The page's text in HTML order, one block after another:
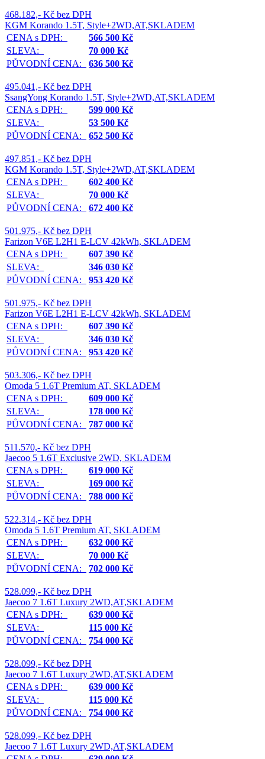
468.182,- Kč bez DPH
KGM Korando 1.5T, Style+2WD,AT,SKLADEM
CENA s DPH:
566 500 Kč
SLEVA:
70 000 Kč
PŮVODNÍ CENA:
636 500 Kč
495.041,- Kč bez DPH
SsangYong Korando 1.5T, Style+2WD,AT,SKLADEM
CENA s DPH:
599 000 Kč
SLEVA:
53 500 Kč
PŮVODNÍ CENA:
652 500 Kč
497.851,- Kč bez DPH
KGM Korando 1.5T, Style+2WD,AT,SKLADEM
CENA s DPH:
602 400 Kč
SLEVA:
70 000 Kč
PŮVODNÍ CENA:
672 400 Kč
501.975,- Kč bez DPH
Farizon V6E L2H1 E-LCV 42kWh, SKLADEM
CENA s DPH:
607 390 Kč
SLEVA:
346 030 Kč
PŮVODNÍ CENA:
953 420 Kč
501.975,- Kč bez DPH
Farizon V6E L2H1 E-LCV 42kWh, SKLADEM
CENA s DPH:
607 390 Kč
SLEVA:
346 030 Kč
PŮVODNÍ CENA:
953 420 Kč
503.306,- Kč bez DPH
Omoda 5 1.6T Premium AT, SKLADEM
CENA s DPH:
609 000 Kč
SLEVA:
178 000 Kč
PŮVODNÍ CENA:
787 000 Kč
511.570,- Kč bez DPH
Jaecoo 5 1.6T Exclusive 2WD, SKLADEM
CENA s DPH:
619 000 Kč
SLEVA:
169 000 Kč
PŮVODNÍ CENA:
788 000 Kč
522.314,- Kč bez DPH
Omoda 5 1.6T Premium AT, SKLADEM
CENA s DPH:
632 000 Kč
SLEVA:
70 000 Kč
PŮVODNÍ CENA:
702 000 Kč
528.099,- Kč bez DPH
Jaecoo 7 1.6T Luxury 2WD,AT,SKLADEM
CENA s DPH:
639 000 Kč
SLEVA:
115 000 Kč
PŮVODNÍ CENA:
754 000 Kč
528.099,- Kč bez DPH
Jaecoo 7 1.6T Luxury 2WD,AT,SKLADEM
CENA s DPH:
639 000 Kč
SLEVA:
115 000 Kč
PŮVODNÍ CENA:
754 000 Kč
528.099,- Kč bez DPH
Jaecoo 7 1.6T Luxury 2WD,AT,SKLADEM